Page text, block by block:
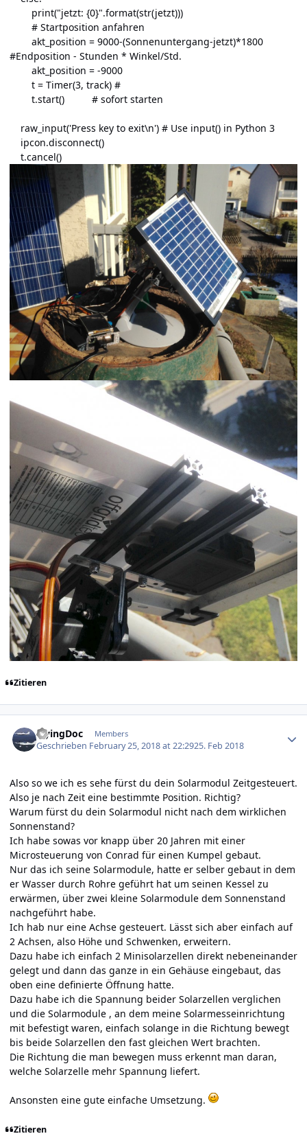
print("jetzt: {0}".format(str(jetzt)))
# Startposition anfahren
akt_position = 9000-(Sonnenuntergang-jetzt)*1800
#Endposition - Stunden * Winkel/Std.
akt_position = -9000
t = Timer(3, track) #
t.start() # sofort starten
raw_input('Press key to exit\n') # Use input() in Python 3
ipcon.disconnect()
t.cancel()
Zitieren
FlyingDoc Members
Geschrieben February 25, 2018 at 22:2925. Feb 2018
Also so we ich es sehe fürst du dein Solarmodul Zeitgesteuert.
Also je nach Zeit eine bestimmte Position. Richtig?
Warum fürst du dein Solarmodul nicht nach dem wirklichen
Sonnenstand?
Ich habe sowas vor knapp über 20 Jahren mit einer
Microsteuerung von Conrad für einen Kumpel gebaut.
Nur das ich seine Solarmodule, hatte er selber gebaut in dem
er Wasser durch Rohre geführt hat um seinen Kessel zu
erwärmen, über zwei kleine Solarmodule dem Sonnenstand
nachgeführt habe.
Ich hab nur eine Achse gesteuert. Lässt sich aber einfach auf
2 Achsen, also Höhe und Schwenken, erweitern.
Dazu habe ich einfach 2 Minisolarzellen direkt nebeneinander
gelegt und dann das ganze in ein Gehäuse eingebaut, das
oben eine definierte Öffnung hatte.
Dazu habe ich die Spannung beider Solarzellen verglichen
und die Solarmodule , an dem meine Solarmesseinrichtung
mit befestigt waren, einfach solange in die Richtung bewegt
bis beide Solarzellen den fast gleichen Wert brachten.
Die Richtung die man bewegen muss erkennt man daran,
welche Solarzelle mehr Spannung liefert.
Ansonsten eine gute einfache Umsetzung.
Zitieren